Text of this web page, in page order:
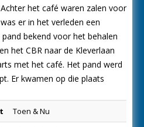
het café waren zalen voor
er in het verleden een
bekend voor het behalen
het CBR naar de Kleverlaan
met het café. Het pand werd
Er kwamen op die plaats
Toen & Nu